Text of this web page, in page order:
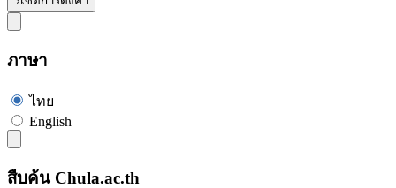
ภาษา
ไทย
English
สืบค้น Chula.ac.th